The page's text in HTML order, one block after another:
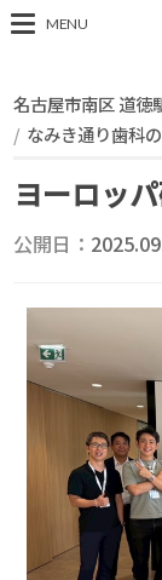
MENU
名古屋市南区 道徳
なみき通り歯科
ヨーロッ
公開日：